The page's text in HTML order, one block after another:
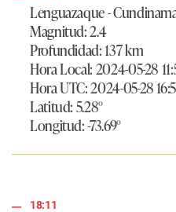
Lenguazaque -
Magnitud: 2.4
Profundidad: 137 km
Hora Local: 2024-05-28
Hora UTC: 2024-05-28
Latitud: 5.28°
Longitud: -73.69°
18:11